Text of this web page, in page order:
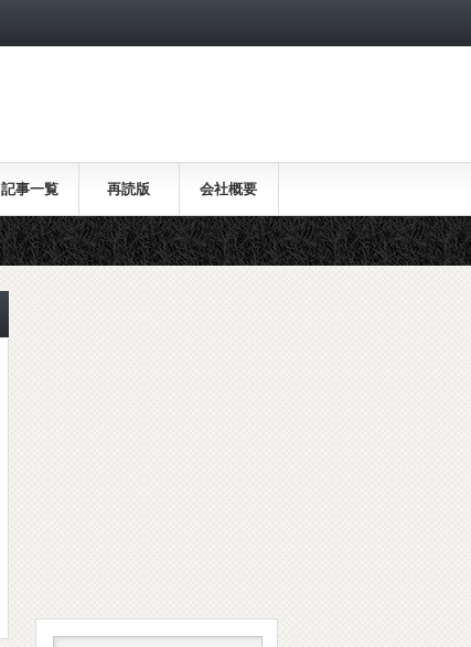
記事一覧 再読版 会社概要